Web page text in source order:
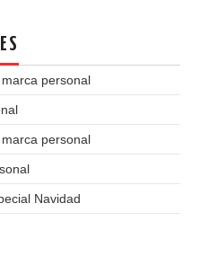
personal
personal
Navidad